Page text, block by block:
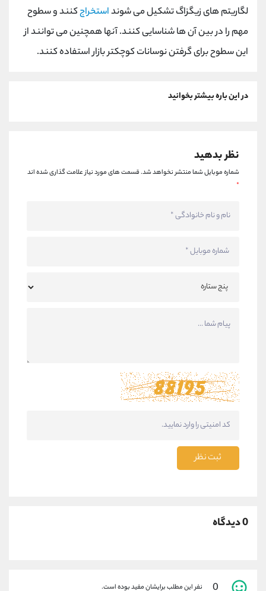
لگاریتم‌ های زیگزاگ تشکیل می‌ شونداستخراجکنند و سطوح
مهم را در بین آن‌ ها شناسایی کنند. آنها همچنین می توانند از
این سطوح برای گرفتن نوسانات کوچکتر بازار استفاده کنند.
در این باره بیشتر بخوانید
نظر بدهید
شماره موبایل شما منتشر نخواهد شد.قسمت های مورد نیاز علامت گذاری شده اند
*
ثبت نظر
0 دیدگاه
نفر این مطلب برایشان مفید بوده است.